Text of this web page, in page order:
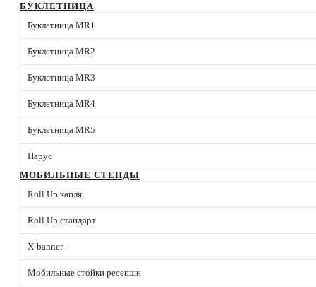
БУКЛЕТНИЦА
Буклетница MR1
Буклетница MR2
Буклетница MR3
Буклетница MR4
Буклетница MR5
Парус
МОБИЛЬНЫЕ СТЕНДЫ
Roll Up капля
Roll Up стандарт
X-banner
Мобильные стойки ресепшн